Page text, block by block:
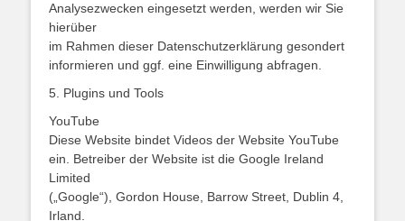
Analysezwecken eingesetzt werden, werden wir Sie
hierüber
im Rahmen dieser Datenschutzerklärung gesondert
informieren und ggf. eine Einwilligung abfragen.
5. Plugins und Tools
YouTube
Diese Website bindet Videos der Website YouTube
ein. Betreiber der Website ist die Google Ireland
Limited
(„Google“), Gordon House, Barrow Street, Dublin 4,
Irland.